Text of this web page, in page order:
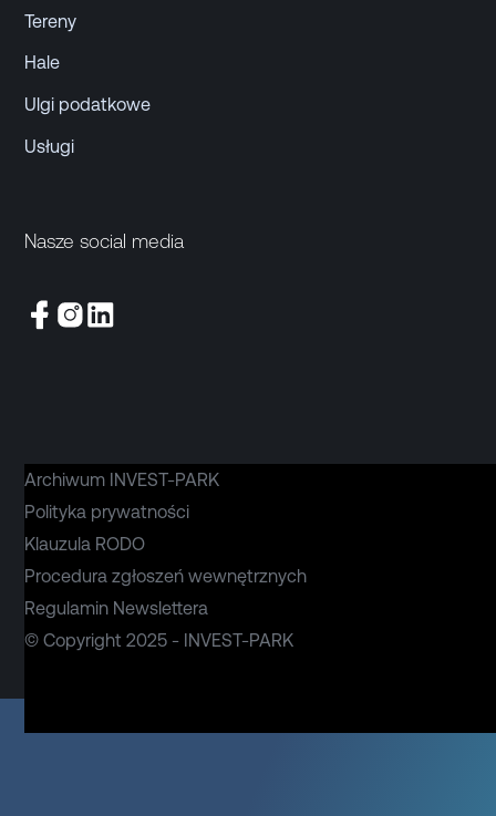
Tereny
Hale
Ulgi podatkowe
Usługi
Nasze social media
© Copyright 2025 - INVEST-PARK
Archiwum INVEST-PARK
Polityka prywatności
Klauzula RODO
Procedura zgłoszeń wewnętrznych
Regulamin Newslettera